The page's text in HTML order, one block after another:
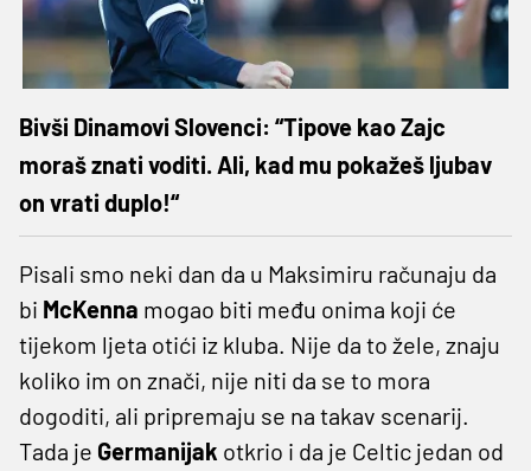
Bivši Dinamovi Slovenci: “Tipove kao Zajc
moraš znati voditi. Ali, kad mu pokažeš ljubav
on vrati duplo!“
Pisali smo neki dan da u Maksimiru računaju da
bi McKenna mogao biti među onima koji će
tijekom ljeta otići iz kluba. Nije da to žele, znaju
koliko im on znači, nije niti da se to mora
dogoditi, ali pripremaju se na takav scenarij.
Tada je Germanijak otkrio i da je Celtic jedan od